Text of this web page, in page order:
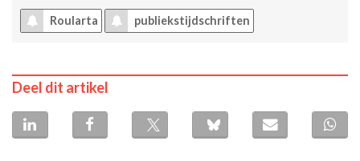
Roularta publiekstijdschriften
Deel dit artikel